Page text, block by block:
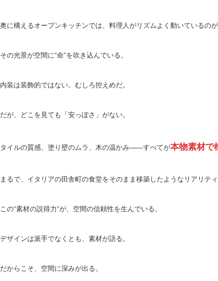
奥に構えるオープンキッチンでは、料理人がリズムよく動いているの
その光景が空間に“命”を吹き込んでいる。
内装は装飾的ではない。むしろ控えめだ。
だが、どこを見ても「安っぽさ」がない。
タイルの質感、塗り壁のムラ、木の温かみ——すべてが本物素材で
まるで、イタリアの田舎町の食堂をそのまま移築したようなリアリテ
この“素材の説得力”が、空間の信頼性を生んでいる。
デザインは派手でなくとも、素材が語る。
だからこそ、空間に深みが出る。